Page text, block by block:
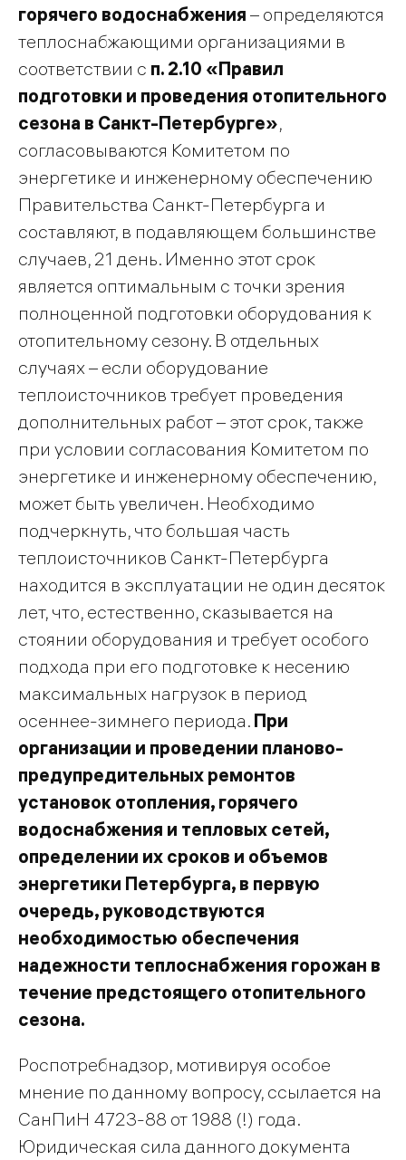
горячего водоснабжения – определяются
теплоснабжающими организациями в
соответствии с п. 2.10 «Правил
подготовки и проведения отопительного
сезона в Санкт-Петербурге»,
согласовываются Комитетом по
энергетике и инженерному обеспечению
Правительства Санкт-Петербурга и
составляют, в подавляющем большинстве
случаев, 21 день. Именно этот срок
является оптимальным с точки зрения
полноценной подготовки оборудования к
отопительному сезону. В отдельных
случаях – если оборудование
теплоисточников требует проведения
дополнительных работ – этот срок, также
при условии согласования Комитетом по
энергетике и инженерному обеспечению,
может быть увеличен. Необходимо
подчеркнуть, что большая часть
теплоисточников Санкт-Петербурга
находится в эксплуатации не один десяток
лет, что, естественно, сказывается на
стоянии оборудования и требует особого
подхода при его подготовке к несению
максимальных нагрузок в период
осеннее-зимнего периода. При
организации и проведении планово-
предупредительных ремонтов
установок отопления, горячего
водоснабжения и тепловых сетей,
определении их сроков и объемов
энергетики Петербурга, в первую
очередь, руководствуются
необходимостью обеспечения
надежности теплоснабжения горожан в
течение предстоящего отопительного
сезона.
Роспотребнадзор, мотивируя особое
мнение по данному вопросу, ссылается на
СанПиН 4723-88 от 1988 (!) года.
Юридическая сила данного документа